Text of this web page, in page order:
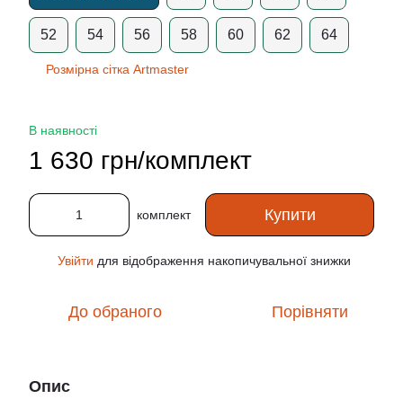
52 54 56 58 60 62 64
Розмірна сітка Artmaster
В наявності
1 630 грн/комплект
комплект Купити
Увійти для відображення накопичувальної знижки
До обраного Порівняти
Опис